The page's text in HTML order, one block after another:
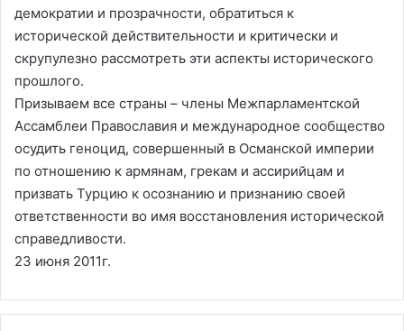
демократии и прозрачности, обратиться к
исторической действительности и критически и
скрупулезно рассмотреть эти аспекты исторического
прошлого.
Призываем все страны – члены Межпарламентской
Ассамблеи Православия и международное сообщество
осудить геноцид, совершенный в Османской империи
по отношению к армянам, грекам и ассирийцам и
призвать Турцию к осознанию и признанию своей
ответственности во имя восстановления исторической
справедливости.
23 июня 2011г.